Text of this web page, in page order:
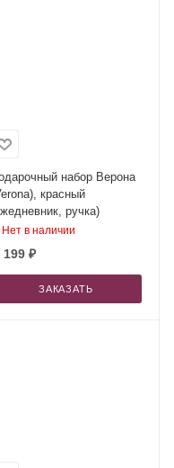
набор Верона
красный
ручка)
Нет в наличии
199₽
ЗАКАЗАТЬ